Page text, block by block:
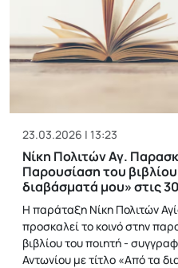
23.03.2026 | 13:23
Νίκη Πολιτών Αγ.
Παρουσίαση του
διαβάσματά μου» στις
Η παράταξη Νίκη Πολιτών
προσκαλεί το κοινό στην
βιβλίου του ποιητή -
Αντωνίου με τίτλο «Από τα